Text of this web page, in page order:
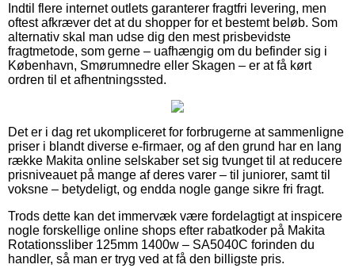
Indtil flere internet outlets garanterer fragtfri levering, men
oftest afkræver det at du shopper for et bestemt beløb. Som
alternativ skal man udse dig den mest prisbevidste
fragtmetode, som gerne – uafhængig om du befinder sig i
København, Smørumnedre eller Skagen – er at få kørt
ordren til et afhentningssted.
Det er i dag ret ukompliceret for forbrugerne at sammenligne
priser i blandt diverse e-firmaer, og af den grund har en lang
række Makita online selskaber set sig tvunget til at reducere
prisniveauet på mange af deres varer – til juniorer, samt til
voksne – betydeligt, og endda nogle gange sikre fri fragt.
Trods dette kan det immervæk være fordelagtigt at inspicere
nogle forskellige online shops efter rabatkoder på Makita
Rotationssliber 125mm 1400w – SA5040C forinden du
handler, så man er tryg ved at få den billigste pris.